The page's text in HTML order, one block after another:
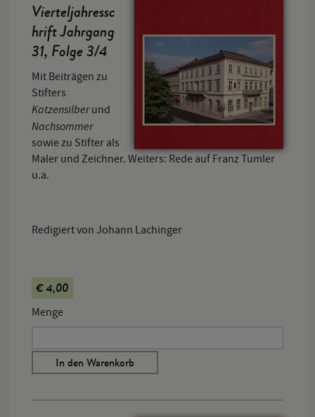
Vierteljahressc
hrift Jahrgang
31, Folge 3/4
Mit Beiträgen zu
Stifters
Katzensilberund
Nachsommer
sowie zu Stifter als
Maler und Zeichner. Weiters: Rede auf Franz Tumler
u.a.
Redigiert von Johann Lachinger
€ 4,00
Menge
In den Warenkorb